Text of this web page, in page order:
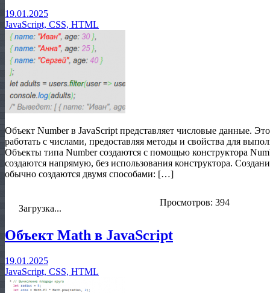
19.01.2025
JavaScript, CSS, HTML
Объект Number в JavaScript представляет числовые данные.
работать с числами, предоставляя методы и свойства для
Объекты типа Number создаются с помощью конструктора
создаются напрямую, без использования конструктора.
обычно создаются двумя способами: […]
Загрузка...
Просмотров: 394
Объект Math в JavaScript
19.01.2025
JavaScript, CSS, HTML